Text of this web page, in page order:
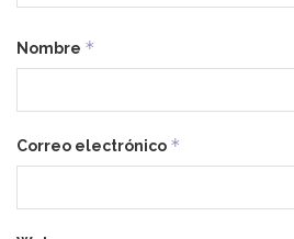
Nombre *
Correo electrónico *